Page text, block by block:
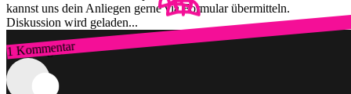
kannst uns dein Anliegen gerne via Formular übermitteln.
Diskussion wird geladen...
1 Kommentar
Zum Login